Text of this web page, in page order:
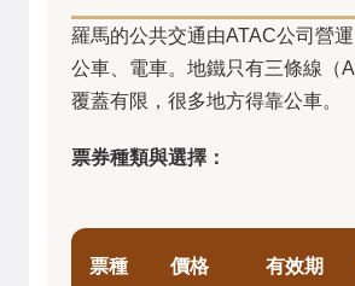
羅馬的公共交通由ATAC公司營運
公車、電車。地鐵只有三條線（A
覆蓋有限，很多地方得靠公車。
票券種類與選擇：
票種 價格 有效期